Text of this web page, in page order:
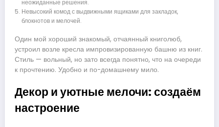
неожиданные решения.
Невысокий комод с выдвижными ящиками для закладок,
блокнотов и мелочей.
Один мой хороший знакомый, отчаянный книголюб,
устроил возле кресла импровизированную башню из книг.
Стиль — вольный, но зато всегда понятно, что на очереди
к прочтению. Удобно и по-домашнему мило.
Декор и уютные мелочи: создаём
настроение